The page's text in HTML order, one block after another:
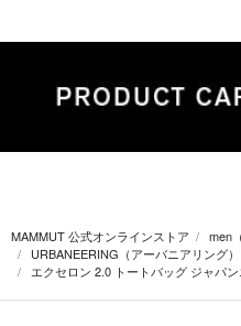
MAMMUT 公式オンラインストア men
URBANEERING（アーバニアリング）
エクセロン 2.0 トートバッグ ジャパ